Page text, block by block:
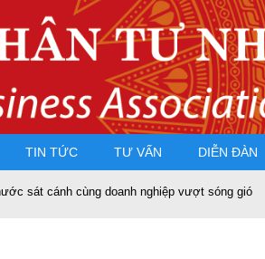
TIN TỨC TƯ VẤN DIỄN ĐÀN
cánh cùng doanh nghiệp vượt sóng gió